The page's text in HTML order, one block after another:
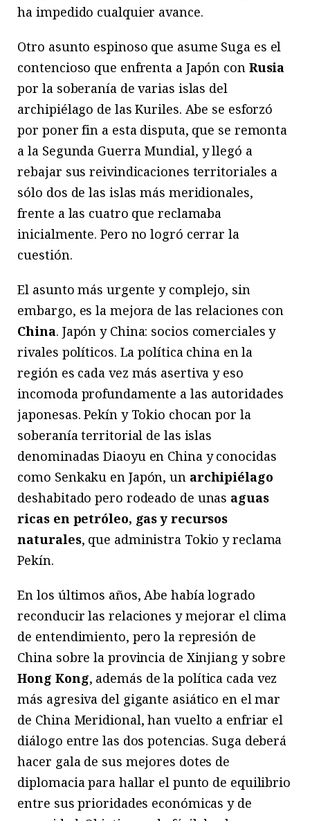
ha impedido cualquier avance.
Otro asunto espinoso que asume Suga es el
contencioso que enfrenta a Japón con Rusia
por la soberanía de varias islas del
archipiélago de las Kuriles. Abe se esforzó
por poner fin a esta disputa, que se remonta
a la Segunda Guerra Mundial, y llegó a
rebajar sus reivindicaciones territoriales a
sólo dos de las islas más meridionales,
frente a las cuatro que reclamaba
inicialmente. Pero no logró cerrar la
cuestión.
El asunto más urgente y complejo, sin
embargo, es la mejora de las relaciones con
China. Japón y China: socios comerciales y
rivales políticos. La política china en la
región es cada vez más asertiva y eso
incomoda profundamente a las autoridades
japonesas. Pekín y Tokio chocan por la
soberanía territorial de las islas
denominadas Diaoyu en China y conocidas
como Senkaku en Japón, un archipiélago
deshabitado pero rodeado de unas aguas
ricas en petróleo, gas y recursos
naturales, que administra Tokio y reclama
Pekín.
En los últimos años, Abe había logrado
reconducir las relaciones y mejorar el clima
de entendimiento, pero la represión de
China sobre la provincia de Xinjiang y sobre
Hong Kong, además de la política cada vez
más agresiva del gigante asiático en el mar
de China Meridional, han vuelto a enfriar el
diálogo entre las dos potencias. Suga deberá
hacer gala de sus mejores dotes de
diplomacia para hallar el punto de equilibrio
entre sus prioridades económicas y de